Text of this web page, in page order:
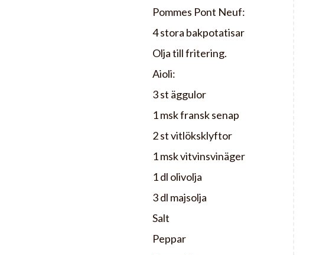
Pommes Pont Neuf:
4 stora bakpotatisar
Olja till fritering.
Aioli:
3 st äggulor
1 msk fransk senap
2 st vitlöksklyftor
1 msk vitvinsvinäger
1 dl olivolja
3 dl majsolja
Salt
Peppar